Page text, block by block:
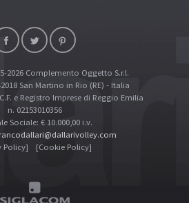
2026 Complemento Oggetto S.r.l.
San Martino in Rio (RE) - Italia
C.F. e Registro Imprese di Reggio Emilia
n. 02153010356
Sociale: € 10.000,00 i.v.
Policy]
[Cookie Policy]